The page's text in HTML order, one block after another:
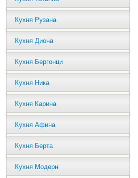
Кухня Рузана
Кухня Диона
Кухня Бергонци
Кухня Ника
Кухня Карина
Кухня Афина
Кухня Берта
Кухня Модерн